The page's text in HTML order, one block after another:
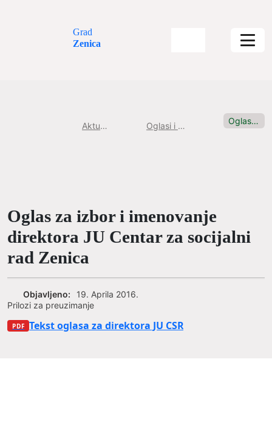
Grad
Zenica
Aktuelnosti Oglasi i konkursi Oglas za izbor i imenovanje...
Oglas za izbor i imenovanje
direktora JU Centar za socijalni
rad Zenica
Prilozi za preuzimanje
Tekst oglasa za direktora JU CSR Zenica
Objavljeno: 19. Aprila 2016.